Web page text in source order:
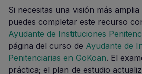
Si necesitas una visión más
puedes completar este recurso
Ayudante de Instituciones
página del curso de Ayudante de
Penitenciarias en GoKoan. El
práctica; el plan de estudio